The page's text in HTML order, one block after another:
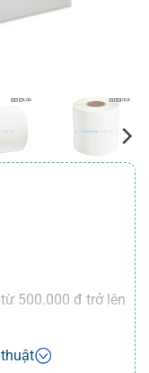
500.000 đ trở lên
hàng từ